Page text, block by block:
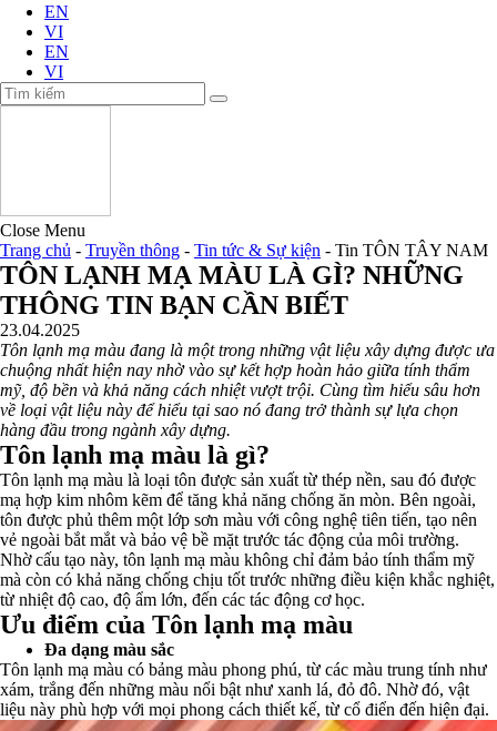
EN
VI
EN
VI
Close Menu
Trang chủ - Truyền thông - Tin tức & Sự kiện - Tin TÔN TÂY NAM
TÔN LẠNH MẠ MÀU LÀ GÌ? NHỮNG
THÔNG TIN BẠN CẦN BIẾT
23.04.2025
Tôn lạnh mạ màu đang là một trong những vật liệu xây dựng được ưa
chuộng nhất hiện nay nhờ vào sự kết hợp hoàn hảo giữa tính thẩm
mỹ, độ bền và khả năng cách nhiệt vượt trội. Cùng tìm hiểu sâu hơn
về loại vật liệu này để hiểu tại sao nó đang trở thành sự lựa chọn
hàng đầu trong ngành xây dựng.
Tôn lạnh mạ màu là gì?
Tôn lạnh mạ màu là loại tôn được sản xuất từ thép nền, sau đó được
mạ hợp kim nhôm kẽm để tăng khả năng chống ăn mòn. Bên ngoài,
tôn được phủ thêm một lớp sơn màu với công nghệ tiên tiến, tạo nên
vẻ ngoài bắt mắt và bảo vệ bề mặt trước tác động của môi trường.
Nhờ cấu tạo này, tôn lạnh mạ màu không chỉ đảm bảo tính thẩm mỹ
mà còn có khả năng chống chịu tốt trước những điều kiện khắc nghiệt,
từ nhiệt độ cao, độ ẩm lớn, đến các tác động cơ học.
Ưu điểm của Tôn lạnh mạ màu
Đa dạng màu sắc
Tôn lạnh mạ màu có bảng màu phong phú, từ các màu trung tính như
xám, trắng đến những màu nổi bật như xanh lá, đỏ đô. Nhờ đó, vật
liệu này phù hợp với mọi phong cách thiết kế, từ cổ điển đến hiện đại.